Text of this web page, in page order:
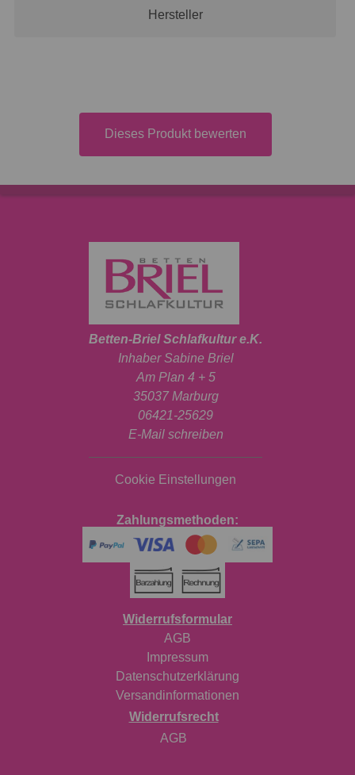
Hersteller
Dieses Produkt bewerten
Betten-Briel Schlafkultur e.K.
Inhaber Sabine Briel
Am Plan 4 + 5
35037 Marburg
06421-25629
E-Mail schreiben
Cookie Einstellungen
Zahlungsmethoden:
Widerrufsformular
AGB
Impressum
Datenschutzerklärung
Versandinformationen
Widerrufsrecht
AGB